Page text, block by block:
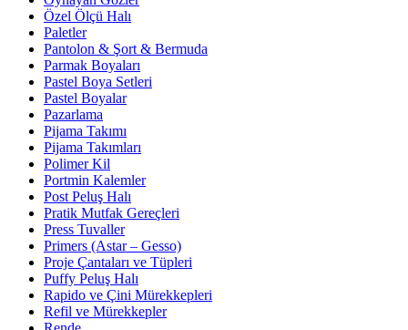
Özel Ölçü Halı
Paletler
Pantolon & Şort & Bermuda
Parmak Boyaları
Pastel Boya Setleri
Pastel Boyalar
Pazarlama
Pijama Takımı
Pijama Takımları
Polimer Kil
Portmin Kalemler
Post Peluş Halı
Pratik Mutfak Gereçleri
Press Tuvaller
Primers (Astar – Gesso)
Proje Çantaları ve Tüpleri
Puffy Peluş Halı
Rapido ve Çini Mürekkepleri
Refil ve Mürekkepler